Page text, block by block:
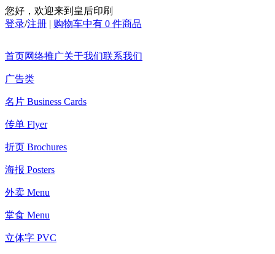
您好，欢迎来到皇后印刷
登录/注册 | 购物车中有 0 件商品
首页网络推广关于我们联系我们
广告类
名片 Business Cards
传单 Flyer
折页 Brochures
海报 Posters
外卖 Menu
堂食 Menu
立体字 PVC